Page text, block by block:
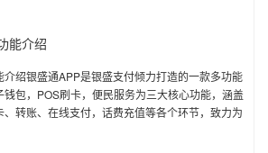
能介绍
绍银盛通APP是银盛支付倾力打造的一款多功能
包，POS刷卡，便民服务为三大核心功能，涵盖
转账、在线支付，话费充值等各个环节，致力为